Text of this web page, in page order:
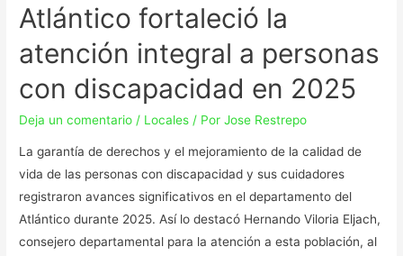
Atlántico fortaleció la
atención integral a personas
con discapacidad en 2025
Deja un comentario / Locales / PorJose Restrepo
La garantía de derechos y el mejoramiento de la calidad de
vida de las personas con discapacidad y sus cuidadores
registraron avances significativos en el departamento del
Atlántico durante 2025. Así lo destacó Hernando Viloria Eljach,
consejero departamental para la atención a esta población, al